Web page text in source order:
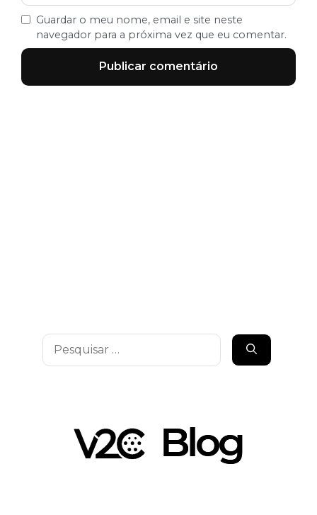
Guardar o meu nome, email e site neste
navegador para a próxima vez que eu comentar.
Pesquisar
por: